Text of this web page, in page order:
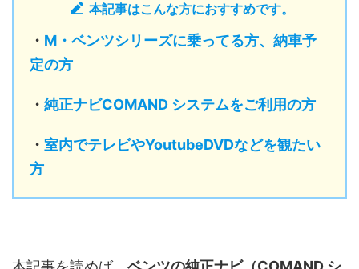
本記事はこんな方におすすめです。
・ M・ベンツシリーズに乗ってる方、納車予
定の方
・ 純正ナビCOMAND システムをご利用の方
・ 室内でテレビやYoutubeDVDなどを観たい
方